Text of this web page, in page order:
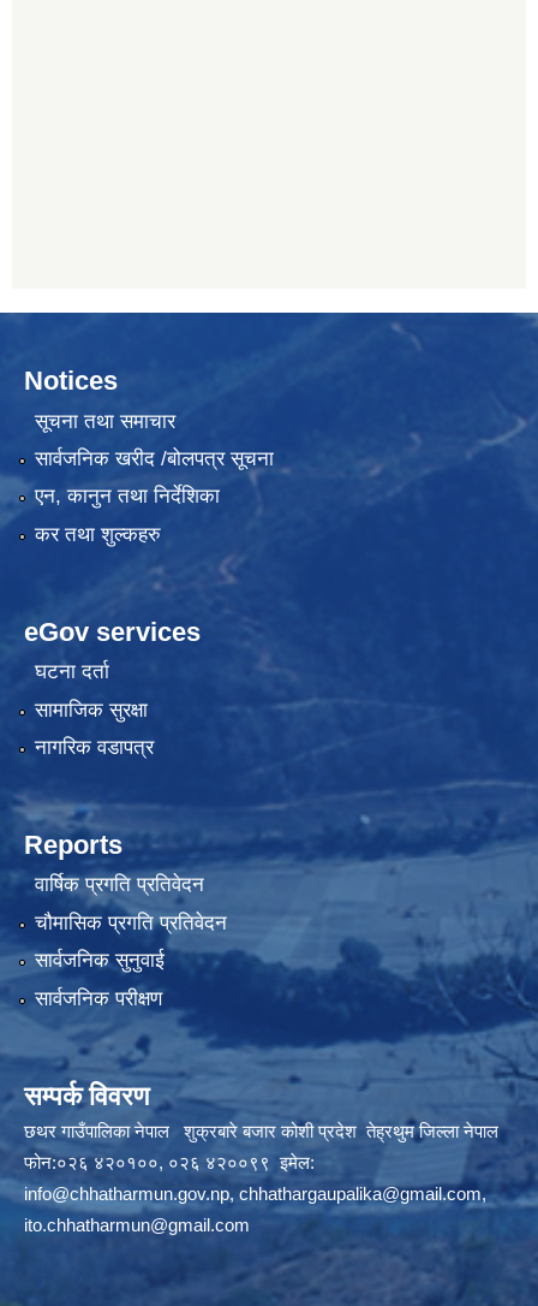
Notices
सूचना तथा समाचार
सार्वजनिक खरीद /बोलपत्र सूचना
एन, कानुन तथा निर्देशिका
कर तथा शुल्कहरु
eGov services
घटना दर्ता
सामाजिक सुरक्षा
नागरिक वडापत्र
Reports
वार्षिक प्रगति प्रतिवेदन
चौमासिक प्रगति प्रतिवेदन
सार्वजनिक सुनुवाई
सार्वजनिक परीक्षण
सम्पर्क विवरण
छथर गाउँपालिका नेपाल शुक्रबारे बजार कोशी प्रदेश तेह्रथुम जिल्ला नेपाल
फोन:०२६ ४२०१००, ०२६ ४२००९९ इमेल:
info@chhatharmun.gov.np, chhathargaupalika@gmail.com,
ito.chhatharmun@gmail.com